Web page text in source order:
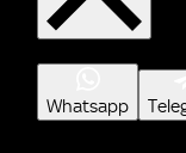
Whatsapp